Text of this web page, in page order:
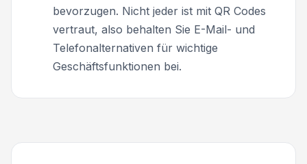
bevorzugen. Nicht jeder ist mit QR Codes
vertraut, also behalten Sie E-Mail- und
Telefonalternativen für wichtige
Geschäftsfunktionen bei.